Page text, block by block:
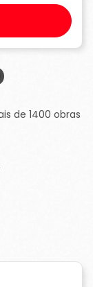
de 1400 obras